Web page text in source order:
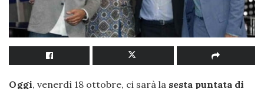
Oggi, venerdì 18 ottobre, ci sarà la sesta puntata di